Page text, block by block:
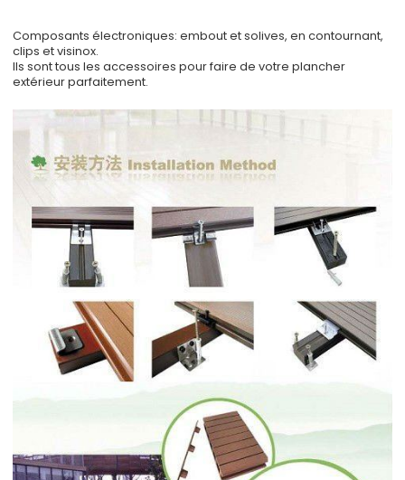
Composants électroniques: embout et solives, en contournant,
clips et visinox.
Ils sont tous les accessoires pour faire de votre plancher
extérieur parfaitement.